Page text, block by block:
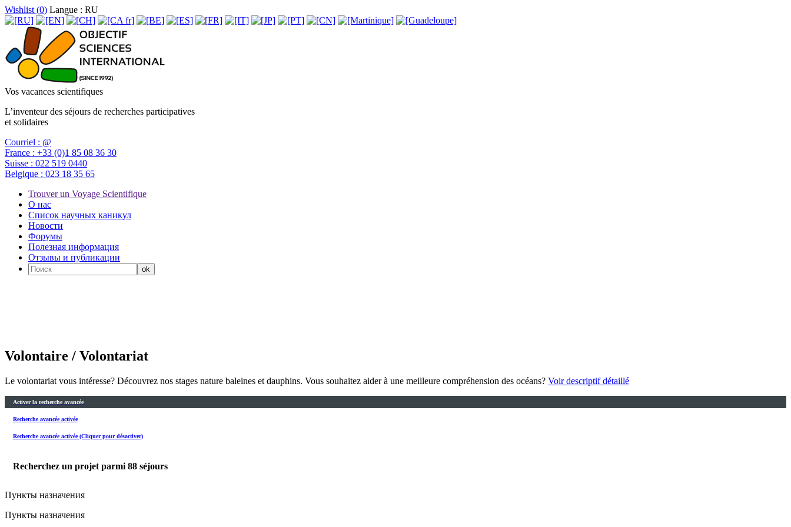
Wishlist (0) Langue : RU
Vos vacances scientifiques
L’inventeur des séjours de recherches participatives
et solidaires
Courriel : @
France : +33 (0)1 85 08 36 30
Suisse : 022 519 0440
Belgique : 023 18 35 65
Trouver un Voyage Scientifique
О нас
Список научных каникул
Новости
Форумы
Полезная информация
Отзывы и публикации
Volontaire / Volontariat
Le volontariat vous intéresse? Découvrez nos stages nature baleines et dauphins. Vous souhaitez aider à une meilleure compréhension des océans? Voir descriptif détaillé
Activer la recherche avancée
Recherche avancée activée
Recherche avancée activée (Cliquer pour désactiver)
Recherchez un projet parmi 88 séjours
Пункты назначения
Пункты назначения